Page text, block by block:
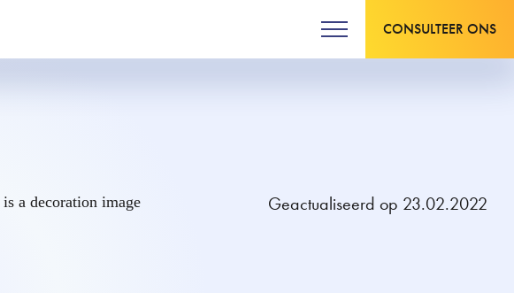
CONSULTEER ONS
Geactualiseerd op 23.02.2022